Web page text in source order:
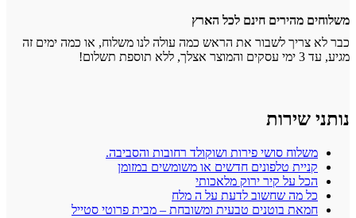
משלוחים מהירים חינם לכל הארץ
כבר לא צריך לשבור את הראש כמה עולה לנו משלוח, או כמה ימים זה
מגיע, עד 3 ימי עסקים והמוצר אצלך, ללא תוספת תשלום!
נותני שירות
משלוח סושי פירות ושוקולד רחובות והסביבה.
קניית טלפונים חדשים או משומשים במזומן
הכל על קיר ירוק מלאכותי
כל מה שחשוב לדעת על ה מלח
חמאת בוטנים טבעית ומשובחת – מבית פרוטי סטייל